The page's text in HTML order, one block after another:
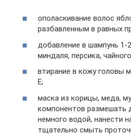
ополаскивание волос
разбавленным в равных
добавление в шампунь 1-
миндаля, персика,
втирание в кожу головы
Е;
маска из корицы, меда,
компонентов размешать
немного водой, нанести
тщательно смыть